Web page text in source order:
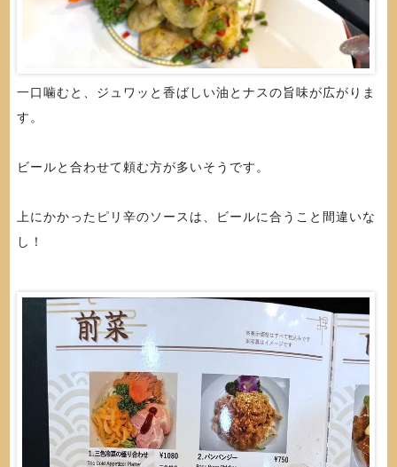
一口噛むと、ジュワッと香ばしい油とナスの旨味が広がりま
す。
ビールと合わせて頼む方が多いそうです。
上にかかったピリ辛のソースは、ビールに合うこと間違いな
し！